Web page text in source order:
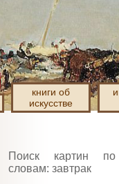
книги об
искусстве
Поиск картин
словам: завтрак